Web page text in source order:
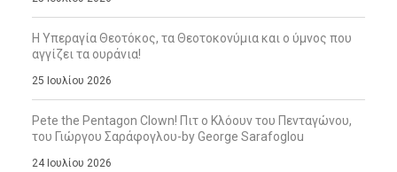
Η Υπεραγία Θεοτόκος, τα Θεοτοκονύμια και ο ύμνος που
αγγίζει τα ουράνια!
25 Ιουλίου 2026
Pete the Pentagon Clown! Πιτ ο Κλόουν του Πενταγώνου,
του Γιώργου Σαράφογλου-by George Sarafoglou
24 Ιουλίου 2026